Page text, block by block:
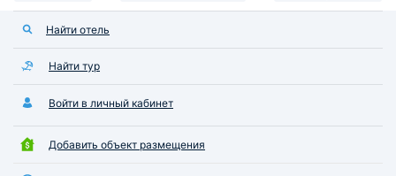
Найти отель
Найти тур
Войти в личный кабинет
Добавить объект размещения